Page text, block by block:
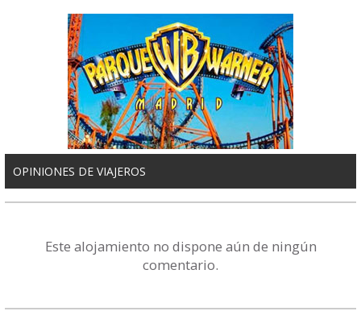
OPINIONES DE VIAJEROS
Este alojamiento no dispone aún de ningún
comentario.